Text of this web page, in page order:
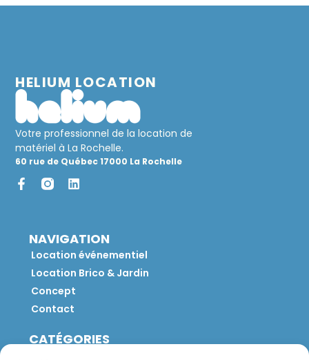
HELIUM LOCATION
Votre professionnel de la location de
matériel à La Rochelle.
60 rue de Québec 17000 La Rochelle
NAVIGATION
Location événementiel
Location Brico & Jardin
Concept
Contact
CATÉGORIES